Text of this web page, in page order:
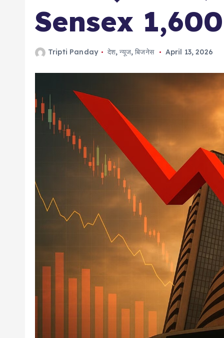
Sensex
Tripti Panday देश,न्यूज,बिजनेस April 13, 2026